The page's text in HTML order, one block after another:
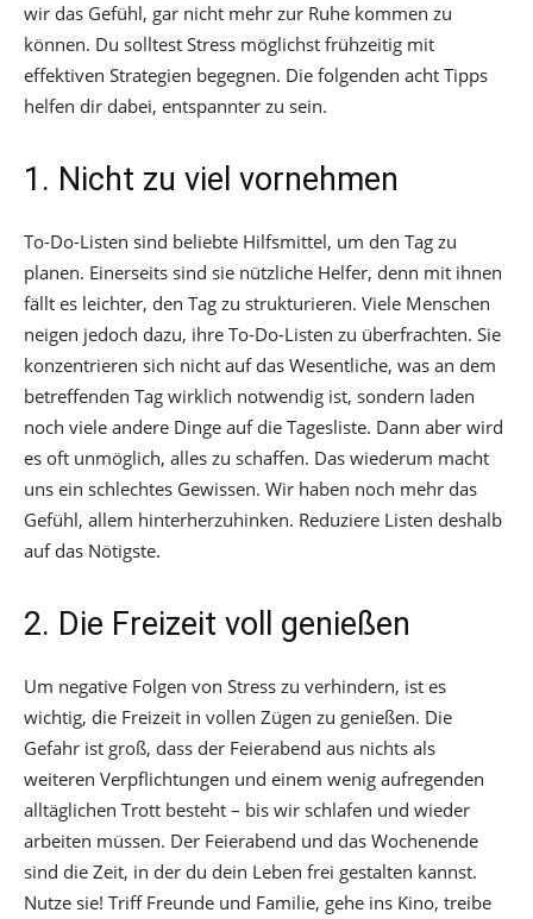
wir das Gefühl, gar nicht mehr zur Ruhe kommen zu
können. Du solltest Stress möglichst frühzeitig mit
effektiven Strategien begegnen. Die folgenden acht Tipps
helfen dir dabei, entspannter zu sein.
1. Nicht zu viel vornehmen
To-Do-Listen sind beliebte Hilfsmittel, um den Tag zu
planen. Einerseits sind sie nützliche Helfer, denn mit ihnen
fällt es leichter, den Tag zu strukturieren. Viele Menschen
neigen jedoch dazu, ihre To-Do-Listen zu überfrachten. Sie
konzentrieren sich nicht auf das Wesentliche, was an dem
betreffenden Tag wirklich notwendig ist, sondern laden
noch viele andere Dinge auf die Tagesliste. Dann aber wird
es oft unmöglich, alles zu schaffen. Das wiederum macht
uns ein schlechtes Gewissen. Wir haben noch mehr das
Gefühl, allem hinterherzuhinken. Reduziere Listen deshalb
auf das Nötigste.
2. Die Freizeit voll genießen
Um negative Folgen von Stress zu verhindern, ist es
wichtig, die Freizeit in vollen Zügen zu genießen. Die
Gefahr ist groß, dass der Feierabend aus nichts als
weiteren Verpflichtungen und einem wenig aufregenden
alltäglichen Trott besteht – bis wir schlafen und wieder
arbeiten müssen. Der Feierabend und das Wochenende
sind die Zeit, in der du dein Leben frei gestalten kannst.
Nutze sie! Triff Freunde und Familie, gehe ins Kino, treibe